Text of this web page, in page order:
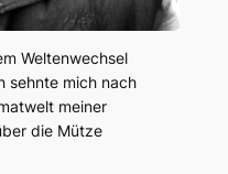
Weltenwechsel
sehnte mich nach
meiner
die Mütze